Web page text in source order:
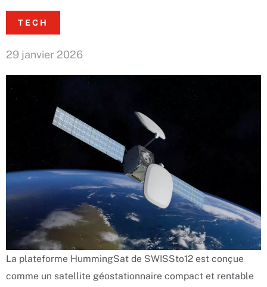
TECH
29 janvier 2026
La plateforme HummingSat de SWISSto12 est conçue
comme un satellite géostationnaire compact et rentable